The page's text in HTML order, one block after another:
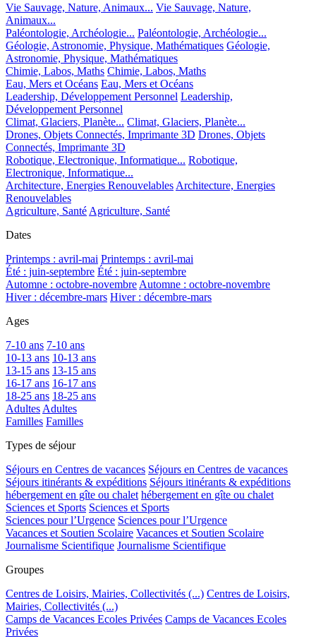
Vie Sauvage, Nature, Animaux... Vie Sauvage, Nature,
Animaux...
Paléontologie, Archéologie... Paléontologie, Archéologie...
Géologie, Astronomie, Physique, Mathématiques Géologie,
Astronomie, Physique, Mathématiques
Chimie, Labos, Maths Chimie, Labos, Maths
Eau, Mers et Océans Eau, Mers et Océans
Leadership, Développement Personnel Leadership,
Développement Personnel
Climat, Glaciers, Planète... Climat, Glaciers, Planète...
Drones, Objets Connectés, Imprimante 3D Drones, Objets
Connectés, Imprimante 3D
Robotique, Electronique, Informatique... Robotique,
Electronique, Informatique...
Architecture, Energies Renouvelables Architecture, Energies
Renouvelables
Agriculture, Santé Agriculture, Santé
Dates
Printemps : avril-mai Printemps : avril-mai
Été : juin-septembre Été : juin-septembre
Automne : octobre-novembre Automne : octobre-novembre
Hiver : décembre-mars Hiver : décembre-mars
Ages
7-10 ans 7-10 ans
10-13 ans 10-13 ans
13-15 ans 13-15 ans
16-17 ans 16-17 ans
18-25 ans 18-25 ans
Adultes Adultes
Familles Familles
Types de séjour
Séjours en Centres de vacances Séjours en Centres de vacances
Séjours itinérants & expéditions Séjours itinérants & expéditions
hébergement en gîte ou chalet hébergement en gîte ou chalet
Sciences et Sports Sciences et Sports
Sciences pour l’Urgence Sciences pour l’Urgence
Vacances et Soutien Scolaire Vacances et Soutien Scolaire
Journalisme Scientifique Journalisme Scientifique
Groupes
Centres de Loisirs, Mairies, Collectivités (...) Centres de Loisirs,
Mairies, Collectivités (...)
Camps de Vacances Ecoles Privées Camps de Vacances Ecoles
Privées